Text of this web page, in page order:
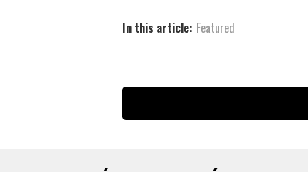
In this article: Featured